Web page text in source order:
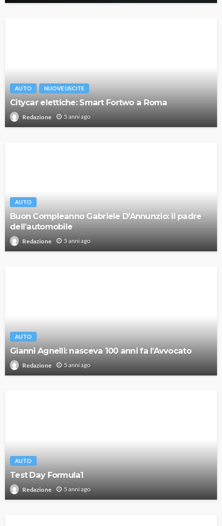
AUTO NUOVE USCITE
Citycar elettiche: Smart Fortwo a Roma
Redazione 5 anni ago
AUTO
Buon Compleanno Gabriele D’Annunzio: il padre
dell’automobile
Redazione 5 anni ago
AUTO
Gianni Agnelli: nasceva 100 anni fa l’Avvocato
Redazione 5 anni ago
AUTO
Test Day Formula1
Redazione 5 anni ago